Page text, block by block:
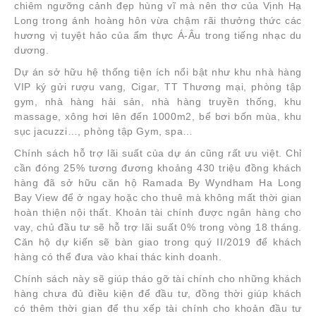
chiêm ngưỡng cảnh đẹp hùng vĩ mà nên thơ của Vịnh Hạ
Long trong ánh hoàng hôn vừa chậm rãi thưởng thức các
hương vị tuyệt hảo của ẩm thực Á-Âu trong tiếng nhạc du
dương.
Dự án sở hữu hệ thống tiện ích nổi bật như khu nhà hàng
VIP ký gửi rượu vang, Cigar, TT Thương mại, phòng tập
gym, nhà hàng hải sản, nhà hàng truyền thống, khu
massage, xông hơi lên đến 1000m2, bể bơi bốn mùa, khu
sục jacuzzi…, phòng tập Gym, spa…
Chính sách hỗ trợ lãi suất của dự án cũng rất ưu việt. Chỉ
cần đóng 25% tương đương khoảng 430 triệu đồng khách
hàng đã sở hữu căn hộ Ramada By Wyndham Ha Long
Bay View để ở ngay hoặc cho thuê mà không mất thời gian
hoàn thiện nội thất. Khoản tài chính được ngân hàng cho
vay, chủ đầu tư sẽ hỗ trợ lãi suất 0% trong vòng 18 tháng.
Căn hộ dự kiến sẽ bàn giao trong quý II/2019 để khách
hàng có thể đưa vào khai thác kinh doanh.
Chính sách này sẽ giúp tháo gỡ tài chính cho những khách
hàng chưa đủ điều kiện để đầu tư, đồng thời giúp khách
có thêm thời gian để thu xếp tài chính cho khoản đầu tư